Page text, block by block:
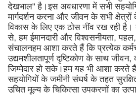
देखभाल" है।इस अवधारणा में सभी
मार्गदर्शन करना और जीवन के सभी
विकास के लिए एक ठोस नींव रख रही है।
से, हम ईमानदारी और विश्वसनीयता,
संचालनहम आशा करते हैं कि प्रत्येक
उद्यमशीलतापूर्ण दृष्टिकोण के साथ
जिम्मेदार हो सके।हम यह भी आशा करते
सहयोगियों के जमीनी संघर्ष के तहत
उचित मूल्य के चिकित्सा उपकरणों का